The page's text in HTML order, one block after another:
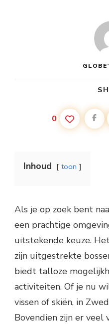
0
Inhoud toon
Als je op zoek bent
een prachtige
uitstekende keuze.
zijn uitgestrekte
biedt talloze
activiteiten. Of je nu
vissen of skiën, in
Bovendien zijn er veel